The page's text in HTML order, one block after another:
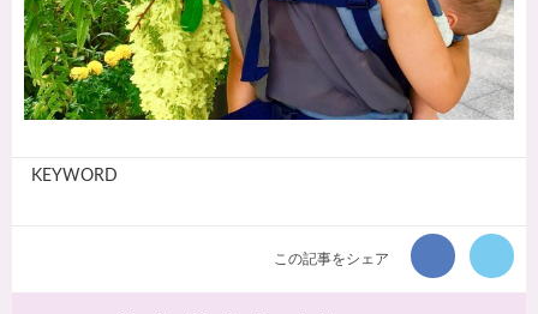
KEYWORD
この記事をシェア